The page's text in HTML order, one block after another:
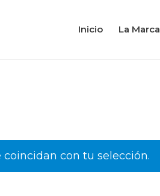
Inicio La Marca
con tu selección.